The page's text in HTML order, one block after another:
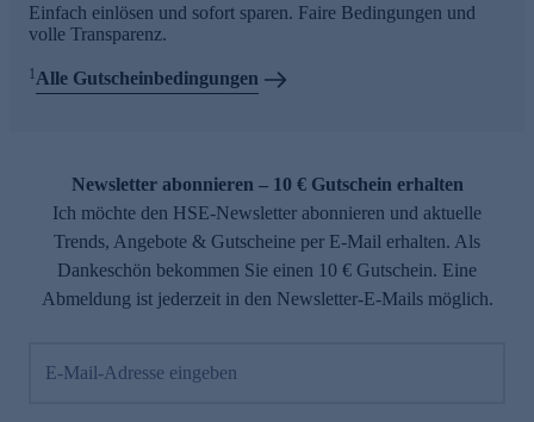
Einfach einlösen und sofort sparen. Faire Bedingungen und
volle Transparenz.
1Alle Gutscheinbedingungen
Newsletter abonnieren – 10 € Gutschein erhalten
Ich möchte den HSE-Newsletter abonnieren und aktuelle
Trends, Angebote & Gutscheine per E-Mail erhalten. Als
Dankeschön bekommen Sie einen 10 € Gutschein. Eine
Abmeldung ist jederzeit in den Newsletter-E-Mails möglich.
E-Mail-Adresse eingeben